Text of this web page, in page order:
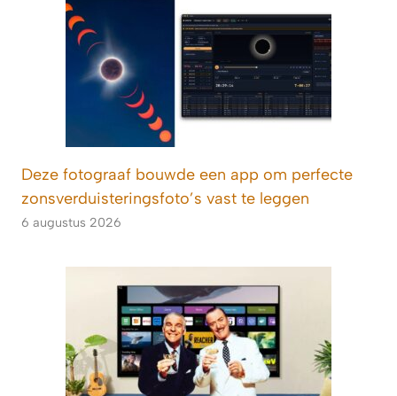
Deze fotograaf bouwde een app om perfecte
zonsverduisteringsfoto’s vast te leggen
6 augustus 2026